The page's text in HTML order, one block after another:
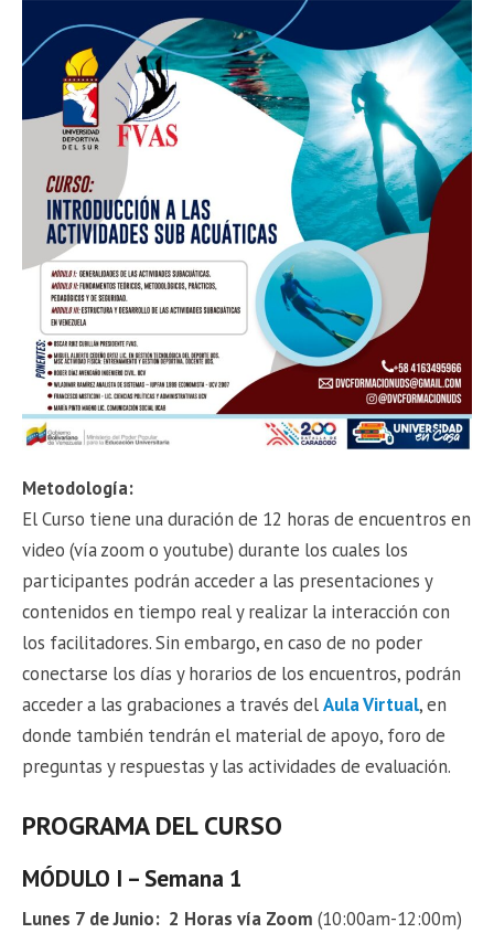
Metodología:
El Curso tiene una duración de 12 horas de encuentros en
video (vía zoom o youtube) durante los cuales los
participantes podrán acceder a las presentaciones y
contenidos en tiempo real y realizar la interacción con
los facilitadores. Sin embargo, en caso de no poder
conectarse los días y horarios de los encuentros, podrán
acceder a las grabaciones a través delAula Virtual, en
donde también tendrán el material de apoyo, foro de
preguntas y respuestas y las actividades de evaluación.
PROGRAMA DEL CURSO
MÓDULO I – Semana 1
Lunes 7 de Junio: 2 Horas vía Zoom(10:00am-12:00m)